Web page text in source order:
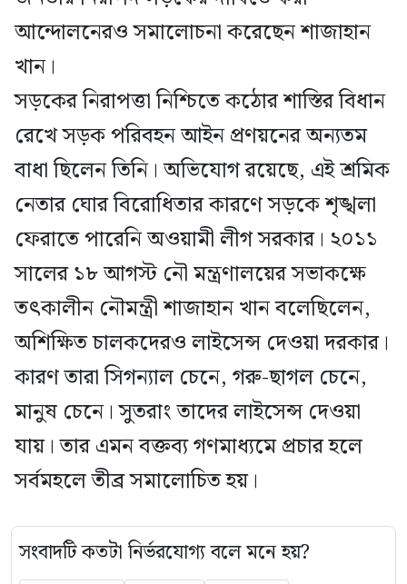
আন্দোলনেরও সমালোচনা করেছেন শাজাহান
খান।
সড়কের নিরাপত্তা নিশ্চিতে কঠোর শাস্তির বিধান
রেখে সড়ক পরিবহন আইন প্রণয়নের অন্যতম
বাধা ছিলেন তিনি। অভিযোগ রয়েছে, এই শ্রমিক
নেতার ঘোর বিরোধিতার কারণে সড়কে শৃঙ্খলা
ফেরাতে পারেনি অওয়ামী লীগ সরকার। ২০১১
সালের ১৮ আগস্ট নৌ মন্ত্রণালয়ের সভাকক্ষে
তৎকালীন নৌমন্ত্রী শাজাহান খান বলেছিলেন,
অশিক্ষিত চালকদেরও লাইসেন্স দেওয়া দরকার।
কারণ তারা সিগন্যাল চেনে, গরু-ছাগল চেনে,
মানুষ চেনে। সুতরাং তাদের লাইসেন্স দেওয়া
যায়। তার এমন বক্তব্য গণমাধ্যমে প্রচার হলে
সর্বমহলে তীব্র সমালোচিত হয়।
সংবাদটি কতটা নির্ভরযোগ্য বলে মনে হয়?